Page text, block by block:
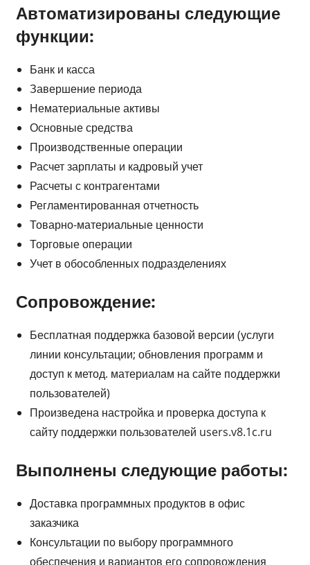
Автоматизированы следующие
функции:
Банк и касса
Завершение периода
Нематериальные активы
Основные средства
Производственные операции
Расчет зарплаты и кадровый учет
Расчеты с контрагентами
Регламентированная отчетность
Товарно-материальные ценности
Торговые операции
Учет в обособленных подразделениях
Сопровождение:
Бесплатная поддержка базовой версии (услуги
линии консультации; обновления программ и
доступ к метод. материалам на сайте поддержки
пользователей)
Произведена настройка и проверка доступа к
сайту поддержки пользователей users.v8.1c.ru
Выполнены следующие работы:
Доставка программных продуктов в офис
заказчика
Консультации по выбору программного
обеспечения и вариантов его сопровождения